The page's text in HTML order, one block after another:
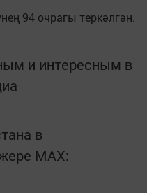
94 очрагы теркәлгән.
и интересным в
в
MАХ: